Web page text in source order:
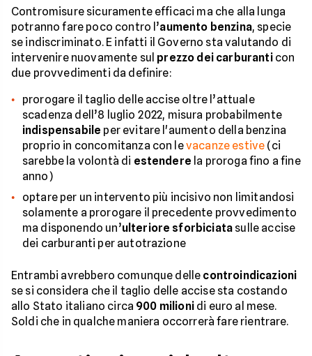
Contromisure sicuramente efficaci ma che alla lunga
potranno fare poco contro l’aumento benzina, specie
se indiscriminato. E infatti il Governo sta valutando di
intervenire nuovamente sul prezzo dei carburanticon
due provvedimenti da definire:
prorogare il taglio delle accise oltre l’attuale
scadenza dell’8 luglio 2022, misura probabilmente
indispensabile per evitare l'aumento della benzina
proprio in concomitanza con levacanze estive (ci
sarebbe la volontà di estendere la proroga fino a fine
anno)
optare per un intervento più incisivo non limitandosi
solamente a prorogare il precedente provvedimento
ma disponendo un’ulteriore sforbiciata sulle accise
dei carburanti per autotrazione
Entrambi avrebbero comunque delle controindicazioni
se si considera che il taglio delle accise sta costando
allo Stato italiano circa 900 milionidi euro al mese.
Soldi che in qualche maniera occorrerà fare rientrare.